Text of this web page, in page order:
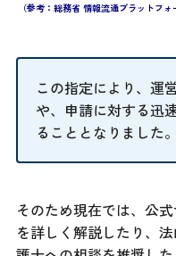
（参考：総務省 情報流通プラットフ
この指定により、運
や、申請に対する迅
ることとなりました。
そのため現在では、公
を詳しく解説したり、